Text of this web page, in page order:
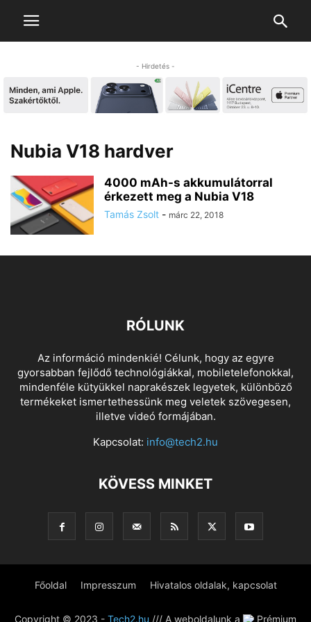
- Hirdetés -
Nubia V18 hardver
4000 mAh-s akkumulátorral
érkezett meg a Nubia V18
Tamás Zsolt - márc 22, 2018
RÓLUNK
Az információ mindenkié! Célunk, hogy az egyre
gyorsabban fejlődő technológiákkal, mobiletelefonokkal,
mindenféle kütyükkel naprakészek legyetek, különböző
termékeket ismertethessünk meg veletek szövegesen,
illetve videó formájában.
Kapcsolat: info@tech2.hu
KÖVESS MINKET
Főoldal Impresszum Hivatalos oldalak, kapcsolat
Copyright © 2023 - Tech2.hu /// A weboldalunk a Prémium